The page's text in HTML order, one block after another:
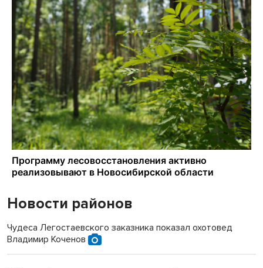
Новости районов
Чудеса Легостаевского заказника показал охотовед
Владимир Коченов